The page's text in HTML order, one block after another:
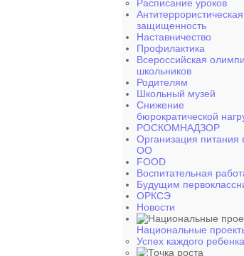
Расписание уроков
Антитеррористическая
защищенность
Наставничество
Профилактика
Всероссийская
школьников
Родителям
Школьный музей
Снижение
бюрократической
РОСКОМНАДЗОР
Организация питания
ОО
FOOD
Воспитательная
Будущим
ОРКСЭ
Новости
Национальные
Успех каждого ребенка